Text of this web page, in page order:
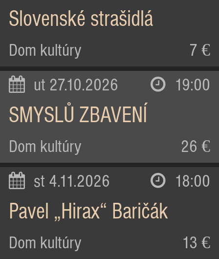
Slovenské strašidlá
Dom kultúry 7 €
ut 27.10.2026 19:00
SMYSLŮ ZBAVENÍ
Dom kultúry 26 €
st 4.11.2026 18:00
Pavel „Hirax“ Baričák
Dom kultúry 13 €